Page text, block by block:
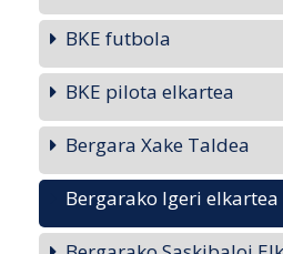
BKE futbola
BKE pilota elkartea
Bergara Xake Taldea
Bergarako Igeri elkartea